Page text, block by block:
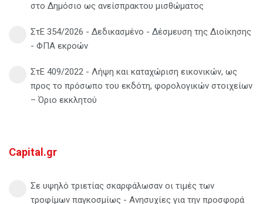
στο Δημόσιο ως ανείσπρακτου μισθώματος
ΣτΕ 354/2026 - Δεδικασμένο - Δέσμευση της Διοίκησης
- ΦΠΑ εκροών
ΣτΕ 409/2022 - Λήψη και καταχώριση εικονικών, ως
προς το πρόσωπο του εκδότη, φορολογικών στοιχείων
– Όριο εκκλητού
Capital.gr
Σε υψηλό τριετίας σκαρφάλωσαν οι τιμές των
τροφίμων παγκοσμίως - Ανησυχίες για την προσφορά